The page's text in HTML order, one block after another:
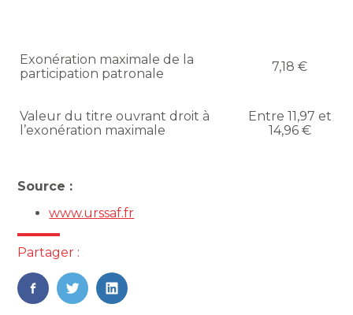
Exonération maximale de la
participation patronale
7,18 €
Valeur du titre ouvrant droit à
l’exonération maximale
Entre 11,97 et
14,96 €
Source :
www.urssaf.fr
Partager :
FaceBook
TwitterLinkedIn